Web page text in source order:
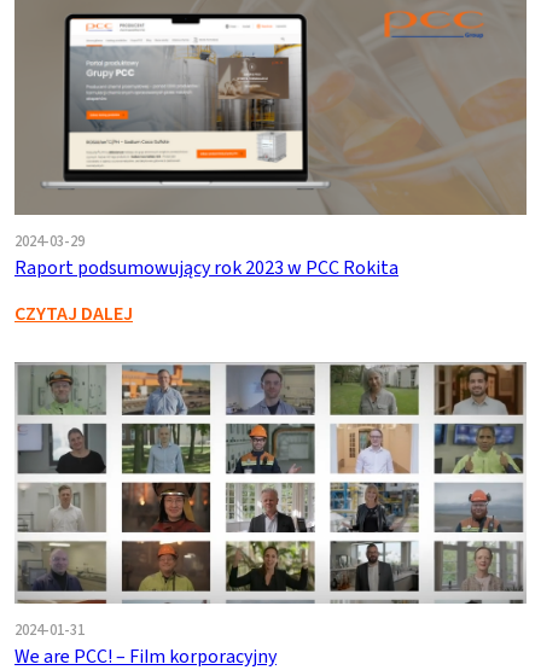
2024-03-29
Raport podsumowujący rok 2023 w PCC Rokita
CZYTAJ DALEJ
2024-01-31
We are PCC! – Film korporacyjny